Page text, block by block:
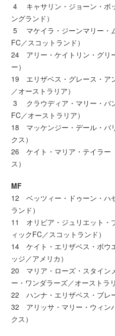
4 キャサリン・ジョーン・ボ
ングランド）
5 マケイラ・ジーンマリー・
FC／スコットランド）
24 アリー・ケイトリン・グリ
ー）
19 エリザベス・グレース・ア
／オーストラリア）
3 クラウディア・マリー・バ
FC／オーストラリア）
18 マッケンジー・デール・バ
クス）
26 ケイト・マリア・テイラー
ス）
MF
12 ベッツィー・ドゥーン・ハ
ランド）
11 オリビア・ジュリエット・
ィックFC／スコットランド）
14 ケイト・エリザベス・ボウ
ッジ／アメリカ）
20 マリア・ローズ・スタイン
ー・ワンダラーズ／オーストラリ
22 ハンナ・エリザベス・ブレ
32 アリッサ・マリー・ウィン
クス）